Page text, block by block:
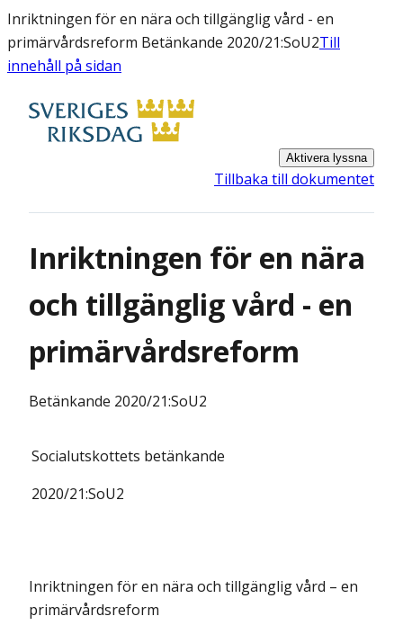
Inriktningen för en nära och tillgänglig vård - en
primärvårdsreform Betänkande 2020/21:SoU2Till
innehåll på sidan
Aktivera lyssna
Tillbaka till dokumentet
Inriktningen för en nära
och tillgänglig vård - en
primärvårdsreform
Betänkande 2020/21:SoU2
Socialutskottets betänkande
2020/21:SoU2
Inriktningen för en nära och tillgänglig vård – en
primärvårdsreform